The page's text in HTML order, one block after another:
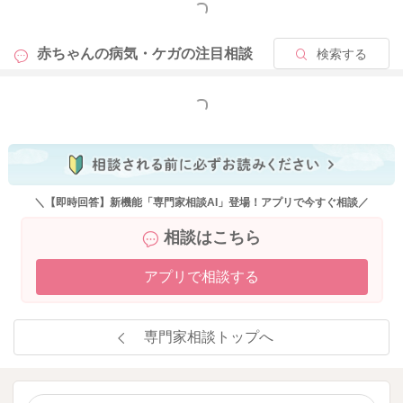
もっと見る
赤ちゃんの病気・ケガの注目相談 検索する
もっと見る
＼【即時回答】新機能「専門家相談AI」登場！アプリで今すぐ相談／
相談はこちら
アプリで相談する
専門家相談トップへ